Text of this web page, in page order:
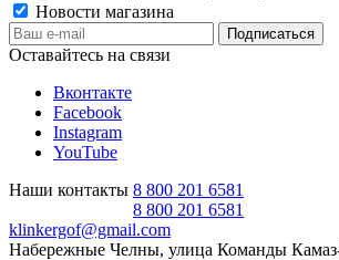
Новости магазина
Оставайтесь на связи
Вконтакте
Facebook
Instagram
YouTube
Наши контакты 8 800 201 6581
8 800 201 6581
klinkergof@gmail.com
Набережные Челны, улица Команды